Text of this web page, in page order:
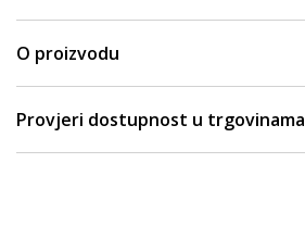
O proizvodu
Provjeri dostupnost u trgovinama